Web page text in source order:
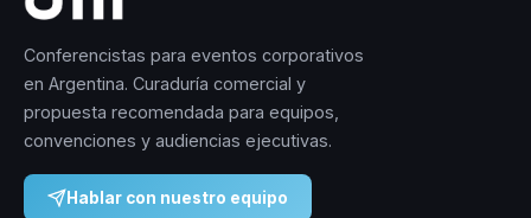
Conferencistas para eventos corporativos
en Argentina. Curaduría comercial y
propuesta recomendada para equipos,
convenciones y audiencias ejecutivas.
Hablar con nuestro equipo